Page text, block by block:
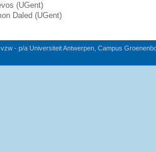
(UGent)
Daled (UGent)
- p/a Universiteit Antwerpen, Campus